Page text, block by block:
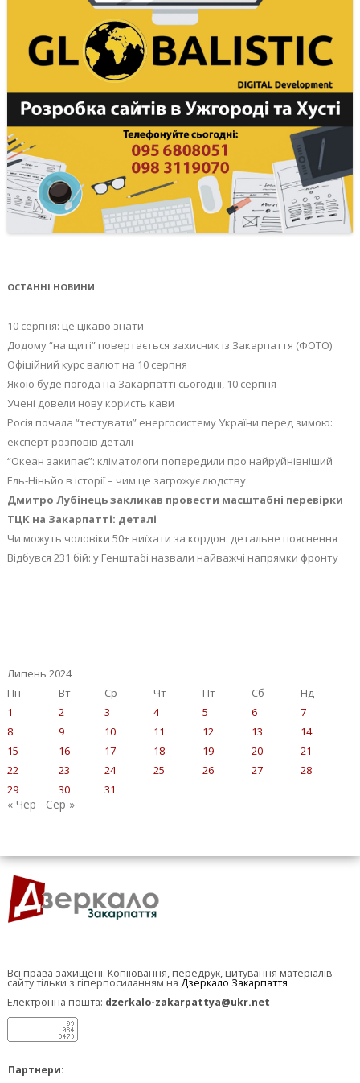
ОСТАННІ НОВИНИ
10 серпня: це цікаво знати
Додому “на щиті” повертається захисник із Закарпаття (ФОТО)
Офіційний курс валют на 10 серпня
Якою буде погода на Закарпатті сьогодні, 10 серпня
Учені довели нову користь кави
Росія почала “тестувати” енергосистему України перед зимою:
експерт розповів деталі
“Океан закипає”: кліматологи попередили про найруйнівніший
Ель-Ніньйо в історії – чим це загрожує людству
Дмитро Лубінець закликав провести масштабні перевірки
ТЦК на Закарпатті: деталі
Чи можуть чоловіки 50+ виїхати за кордон: детальне пояснення
Відбувся 231 бій: у Генштабі назвали найважчі напрямки фронту
Липень 2024
Пн
Вт Ср Чт Пт Сб
Нд
1
2 3 4 5 6
7
8
9 10 11 12 13
14
15
16 17 18 19 20
21
22
23 24 25 26 27
28
29
30 31
« Чер Сер »
Всі права захищені. Копіювання, передрук, цитування матеріалів
сайту тільки з гіперпосиланням на Дзеркало Закарпаття
Електронна пошта: dzerkalo-zakarpattya@ukr.net
Партнери: